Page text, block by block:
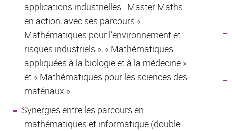
applications industrielles : Master Maths
en action, avec ses parcours «
Mathématiques pour l’environnement et
risques industriels », « Mathématiques
appliquées à la biologie et à la médecine »
et « Mathématiques pour les sciences des
matériaux ».
Synergies entre les parcours en
mathématiques et informatique (double